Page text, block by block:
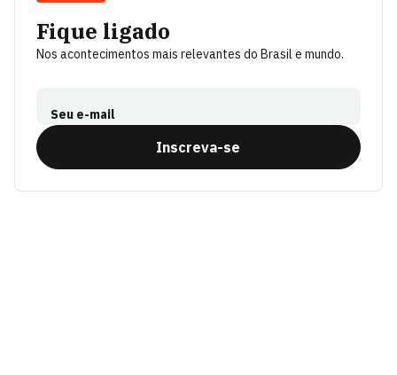
Fique ligado
Nos acontecimentos mais relevantes do Brasil e mundo.
Seu e-mail
Inscreva-se